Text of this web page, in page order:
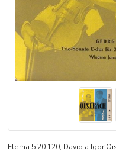
Eterna 5 20 120, David a Igor